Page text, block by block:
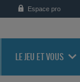
Espace pro
LE JEU ET VOUS